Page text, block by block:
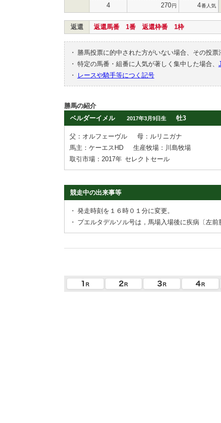
4 270円 4番人気
返還 返還馬番 1番 返還枠番 1枠
・
勝馬投票に的中された方がいない場合、その投
・ 特定の馬番・組番に人気が著しく集中した場合、
・
レースや騎手等につく記号
勝馬の紹介
ベルダーイメル
2017年3月9日生 牡3
父：オルフェーヴル
母：ルリニガナ
馬主：ケーエスHD
生産牧場：川島牧場
取引市場：2017年 セレクトセール
競走中の出来事等
・ 発走時刻を１６時０１分に変更。
・ プエルタデルソル号は，馬場入場後に疾病〔左